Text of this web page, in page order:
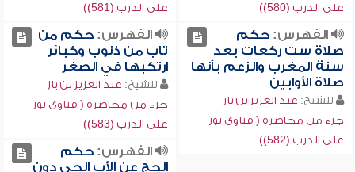
على الدرب (580))
على الدرب (581))
الفهرس:حكم
صلاة ست ركعات بعد
سنة المغرب والزعم بأنها
صلاة الأوابين
للشيخ: عبد العزيز بن باز
جزء من محاضرة ( فتاوى نور
على الدرب (582))
الفهرس:حكم من
تاب من ذنوب وكبائر
ارتكبها في الصغر
للشيخ: عبد العزيز بن باز
جزء من محاضرة ( فتاوى نور
على الدرب (583))
الفهرس:حكم
الحج عن الأب الحي دون